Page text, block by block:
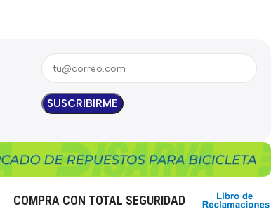
COMPRA CON TOTAL SEGURIDAD